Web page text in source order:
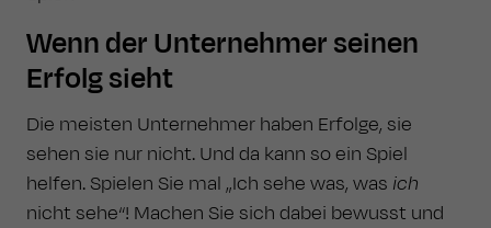
Wenn der Unternehmer seinen
Erfolg sieht
Die meisten Unternehmer haben Erfolge, sie
sehen sie nur nicht. Und da kann so ein Spiel
helfen. Spielen Sie mal „Ich sehe was, was ich
nicht sehe“! Machen Sie sich dabei bewusst und